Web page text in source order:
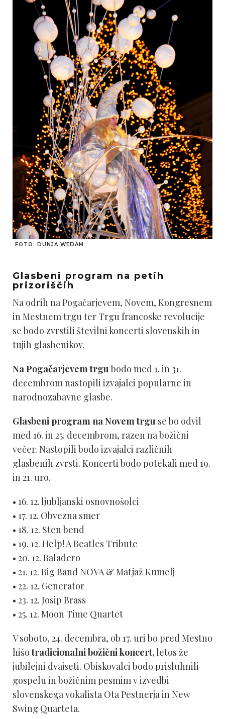
FOTO: DUNJA WEDAM
Glasbeni program na petih
prizoriščih
Na odrih na Pogačarjevem, Novem, Kongresnem
in Mestnem trgu ter Trgu francoske revolucije
se bodo zvrstili številni koncerti slovenskih in
tujih glasbenikov.
Na Pogačarjevem trgubodo med 1. in 31.
decembrom nastopili izvajalci popularne in
narodnozabavne glasbe.
Glasbeni program na Novem trgu se bo odvil
med 16. in 25. decembrom, razen na božični
večer. Nastopili bodo izvajalci različnih
glasbenih zvrsti. Koncerti bodo potekali med 19.
in 21. uro.
• 16. 12. ljubljanski osnovnošolci
• 17. 12. Obvezna smer
• 18. 12. Sten bend
• 19. 12. Help! A Beatles Tribute
• 20. 12. Baladero
• 21. 12. Big Band NOVA & Matjaž Kumelj
• 22. 12. Generator
• 23. 12. Josip Brass
• 25. 12. Moon Time Quartet
V soboto, 24. decembra, ob 17. uri bo pred Mestno
hišotradicionalni božični koncert,letos že
jubilejni dvajseti. Obiskovalci bodo prisluhnili
gospelu in božičnim pesmim v izvedbi
slovenskega vokalista Ota Pestnerja in New
Swing Quarteta.